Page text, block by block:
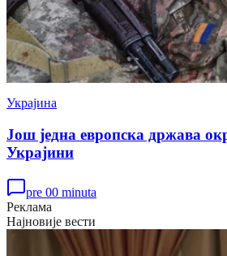
Украјина
Још једна европска држава
Украјини
pre 00 minuta
Реклама
Најновије вести